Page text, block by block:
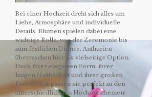
Bei einer Hochzeit dreht sich alles um
Liebe, Atmosphäre und individuelle
Details. Blumen spielen dabei eine
wichtige Rolle, von der Zeremonie bis
zum festlichen Dinner. Anthurien
überraschen hier als vielseitige Option.
Dank ihrer eleganten Form, ihrer
langen Haltbarkeit und ihrer großen
Farbvielfalt passen sie perfekt zu den
unterschiedlichsten Hochzeitsthemen!